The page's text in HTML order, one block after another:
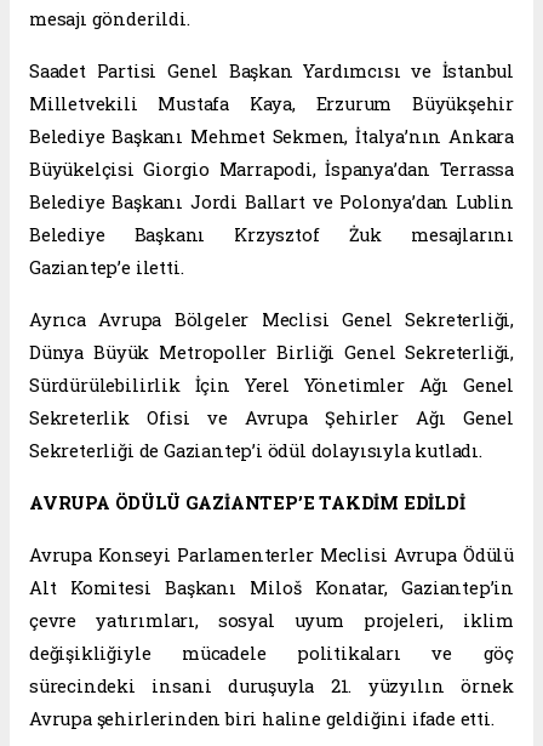
mesajı gönderildi.
Saadet Partisi Genel Başkan Yardımcısı ve İstanbul
Milletvekili Mustafa Kaya, Erzurum Büyükşehir
Belediye Başkanı Mehmet Sekmen, İtalya’nın Ankara
Büyükelçisi Giorgio Marrapodi, İspanya’dan Terrassa
Belediye Başkanı Jordi Ballart ve Polonya’dan Lublin
Belediye Başkanı Krzysztof Żuk mesajlarını
Gaziantep’e iletti.
Ayrıca Avrupa Bölgeler Meclisi Genel Sekreterliği,
Dünya Büyük Metropoller Birliği Genel Sekreterliği,
Sürdürülebilirlik İçin Yerel Yönetimler Ağı Genel
Sekreterlik Ofisi ve Avrupa Şehirler Ağı Genel
Sekreterliği de Gaziantep’i ödül dolayısıyla kutladı.
AVRUPA ÖDÜLÜ GAZİANTEP’E TAKDİM EDİLDİ
Avrupa Konseyi Parlamenterler Meclisi Avrupa Ödülü
Alt Komitesi Başkanı Miloš Konatar, Gaziantep’in
çevre yatırımları, sosyal uyum projeleri, iklim
değişikliğiyle mücadele politikaları ve göç
sürecindeki insani duruşuyla 21. yüzyılın örnek
Avrupa şehirlerinden biri haline geldiğini ifade etti.